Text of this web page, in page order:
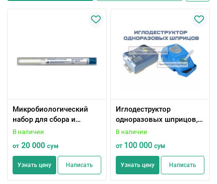
Микробиологический
набор для сбора и
транспортировки
средой Amie
В наличии
от 20 000 сум
Узнать цену Написать
Иглодеструктор
одноразовых шприцов,
разных моделей
В наличии
от100 000 сум
Узнать цену Написать